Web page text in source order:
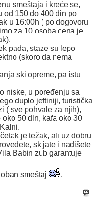
smeštaja i kreće se,
od 150 do 400 din po
u 16:00h ( po dogovoru
za 10 osoba cena je
pada, staze su lepo
(skoro da nema
ski opreme, pa istu
niske, u poređenju sa
duplo jeftiniji, turistička
( sve pohvale za njih),
50 din, kafa oko 30
je težak, ali uz dobru
skijate i nadišete
Babin zub garantuje
smeštaj .